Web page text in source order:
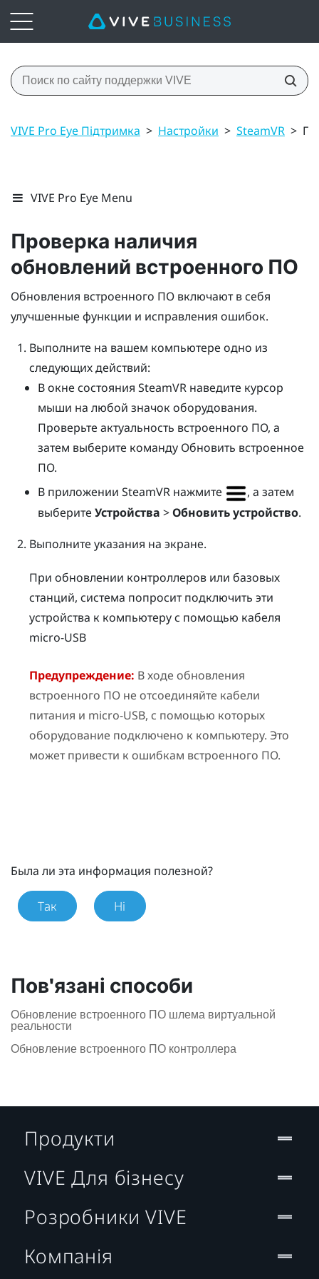
VIVE Pro Eye Підтримка > Настройки > SteamVR >
VIVE Pro Eye Menu
Проверка наличия
обновлений встроенного ПО
Обновления встроенного ПО включают в себя
улучшенные функции и исправления ошибок.
Выполните на вашем компьютере одно из
следующих действий:
В окне состоянияSteamVR наведите курсор
мыши на любой значок оборудования.
Проверьте актуальность встроенного ПО, а
затем выберите команду Обновить встроенное
ПО.
В приложенииSteamVR нажмите
, а затем
выберитеУстройства >Обновить устройство.
Выполните указания на экране.
При обновлении контроллеров или базовых
станций, система попросит подключить эти
устройства к компьютеру с помощью кабеля
micro-USB
Предупреждение: В ходе обновления
встроенного ПО не отсоединяйте кабели
питания и micro-USB, с помощью которых
оборудование подключено к компьютеру. Это
может привести к ошибкам встроенного ПО.
Была ли эта информация полезной?
Так Ні
Пов'язані способи
Обновление встроенного ПО шлема виртуальной
реальности
Обновление встроенного ПО контроллера
Продукти
VIVE Для бізнесу
Розробники VIVE
Компанія